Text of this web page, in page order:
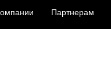
Партнерам